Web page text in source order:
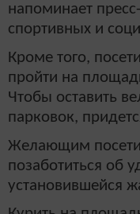
напоминает
спортивных и
Кроме того,
пройти на
Чтобы оставить
парковок,
Желающим
позаботиться об
установившейся